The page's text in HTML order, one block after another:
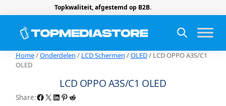
Topkwaliteit, afgestemd op B2B.
Home/Onderdelen / LCD Schermen /OLED/ LCD OPPO A3S/C1
OLED
LCD OPPO A3S/C1 OLED
Share:Facebook X LinkedIn Pinterest Reddit